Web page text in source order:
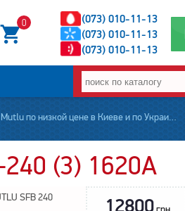
(073) 010-11-13
(073) 010-11-13
(073) 010-11-13
0
и по Украине - АКУМ БАЗА. обзор, описание, продажа, оптовые цены .
240 (3) 1620А
SFB 240